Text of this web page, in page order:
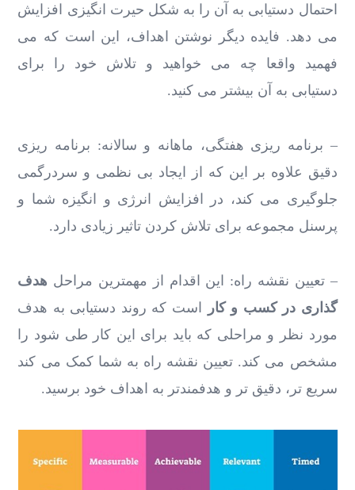
احتمال دستیابی به آن را به شکل حیرت انگیزی افزایش
می دهد. فایده دیگر نوشتن اهداف، این است که می
فهمید واقعا چه می خواهید و تلاش خود را برای
دستیابی به آن بیشتر می کنید.
– برنامه ریزی هفتگی، ماهانه و سالانه: برنامه ریزی
دقیق علاوه بر این که از ایجاد بی نظمی و سردرگمی
جلوگیری می کند، در افزایش انرژی و انگیزه شما و
پرسنل مجموعه برای تلاش کردن تاثیر زیادی دارد.
– تعیین نقشه راه: این اقدام از مهمترین مراحل هدف
گذاری در کسب و کار
است که روند دستیابی به هدف
مورد نظر و مراحلی که باید برای این کار طی شود را
مشخص می کند. تعیین نقشه راه به شما کمک می کند
سریع تر، دقیق تر و هدفمندتر به اهداف خود برسید.